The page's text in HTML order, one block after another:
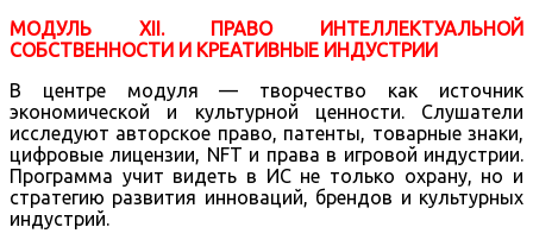
МОДУЛЬ XII. ПРАВО ИНТЕЛЛЕКТУАЛЬНОЙ
СОБСТВЕННОСТИ И КРЕАТИВНЫЕ ИНДУСТРИИ
В центре модуля — творчество как источник
экономической и культурной ценности. Слушатели
исследуют авторское право, патенты, товарные знаки,
цифровые лицензии, NFT и права в игровой индустрии.
Программа учит видеть в ИС не только охрану, но и
стратегию развития инноваций, брендов и культурных
индустрий.